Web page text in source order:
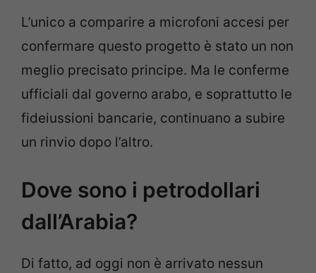
L’unico a comparire a microfoni accesi per
confermare questo progetto è stato un non
meglio precisato principe. Ma le conferme
ufficiali dal governo arabo, e soprattutto le
fideiussioni bancarie, continuano a subire
un rinvio dopo l’altro.
Dove sono i petrodollari
dall’Arabia?
Di fatto, ad oggi non è arrivato nessun